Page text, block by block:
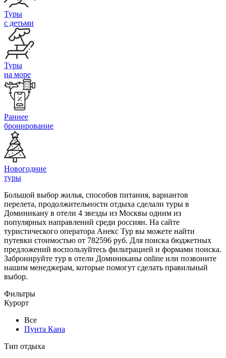
Туры
с детьми
Туры
на море
Раннее
бронирование
Новогодние
туры
Большой выбор жилья, способов питания, вариантов
перелета, продолжительности отдыха сделали туры в
Доминикану в отели 4 звезды из Москвы одним из
популярных направлений среди россиян. На сайте
туристического оператора Анекс Тур вы можете найти
путевки стоимостью от 782596 руб. Для поиска бюджетных
предложений воспользуйтесь фильтрацией и формами поиска.
Забронируйте тур в отели Доминиканы online или позвоните
нашим менеджерам, которые помогут сделать правильный
выбор.
Фильтры
Курорт
Все
Пунта Кана
Тип отдыха